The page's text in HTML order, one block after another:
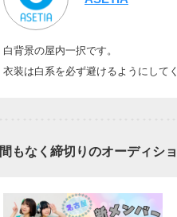
白背景の屋内一択です。
衣装は白系を必ず避けるようにして
間もなく締切りのオーディシ